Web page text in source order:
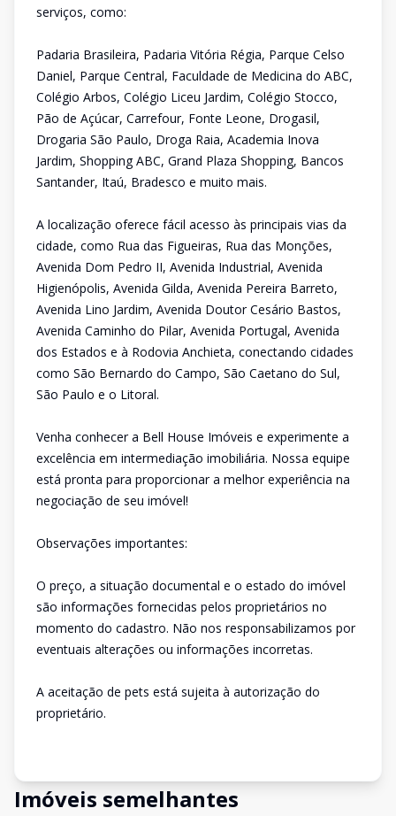
serviços, como:
Padaria Brasileira, Padaria Vitória Régia, Parque Celso
Daniel, Parque Central, Faculdade de Medicina do ABC,
Colégio Arbos, Colégio Liceu Jardim, Colégio Stocco,
Pão de Açúcar, Carrefour, Fonte Leone, Drogasil,
Drogaria São Paulo, Droga Raia, Academia Inova
Jardim, Shopping ABC, Grand Plaza Shopping, Bancos
Santander, Itaú, Bradesco e muito mais.
A localização oferece fácil acesso às principais vias da
cidade, como Rua das Figueiras, Rua das Monções,
Avenida Dom Pedro II, Avenida Industrial, Avenida
Higienópolis, Avenida Gilda, Avenida Pereira Barreto,
Avenida Lino Jardim, Avenida Doutor Cesário Bastos,
Avenida Caminho do Pilar, Avenida Portugal, Avenida
dos Estados e à Rodovia Anchieta, conectando cidades
como São Bernardo do Campo, São Caetano do Sul,
São Paulo e o Litoral.
Venha conhecer a Bell House Imóveis e experimente a
excelência em intermediação imobiliária. Nossa equipe
está pronta para proporcionar a melhor experiência na
negociação de seu imóvel!
Observações importantes:
O preço, a situação documental e o estado do imóvel
são informações fornecidas pelos proprietários no
momento do cadastro. Não nos responsabilizamos por
eventuais alterações ou informações incorretas.
A aceitação de pets está sujeita à autorização do
proprietário.
Imóveis semelhantes